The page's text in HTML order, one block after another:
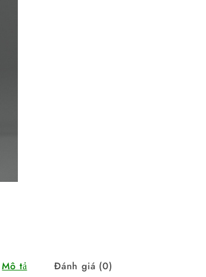
Mô tả Đánh giá (0)